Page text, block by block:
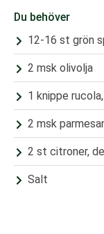
Du behöver
12-16 st grön
2 msk olivolja
1 knippe
2 msk
2 st citroner,
Salt